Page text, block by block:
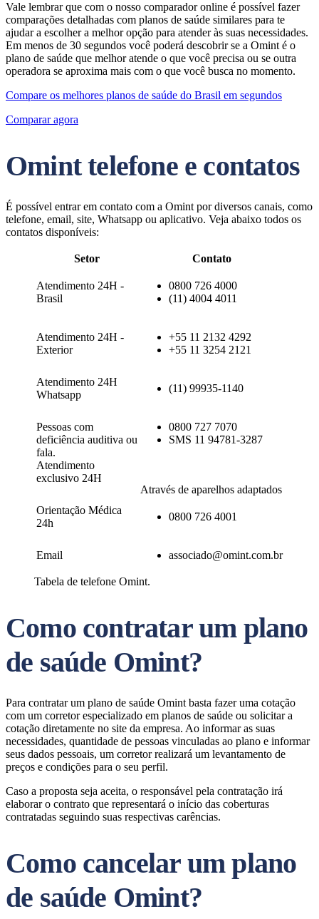
Vale lembrar que com o nosso comparador online é possível fazer
comparações detalhadas com planos de saúde similares para te
ajudar a escolher a melhor opção para atender às suas necessidades.
Em menos de 30 segundos você poderá descobrir se a Omint é o
plano de saúde que melhor atende o que você precisa ou se outra
operadora se aproxima mais com o que você busca no momento.
Compare os melhores planos de saúde do Brasil em segundos
Comparar agora
Omint telefone e contatos
É possível entrar em contato com a Omint por diversos canais, como
telefone, email, site, Whatsapp ou aplicativo. Veja abaixo todos os
contatos disponíveis:
Setor Contato
Atendimento 24H -
Brasil
0800 726 4000
(11) 4004 4011
Atendimento 24H -
Exterior
+55 11 2132 4292
+55 11 3254 2121
Atendimento 24H
Whatsapp
(11) 99935-1140
Pessoas com
deficiência auditiva ou
fala.
Atendimento
exclusivo 24H
0800 727 7070
SMS 11 94781-3287
Através de aparelhos adaptados
Orientação Médica
24h
0800 726 4001
Email associado@omint.com.br
Tabela de telefone Omint.
Como contratar um plano
de saúde Omint?
Para contratar um plano de saúde Omint basta fazer uma cotação
com um corretor especializado em planos de saúde ou solicitar a
cotação diretamente no site da empresa. Ao informar as suas
necessidades, quantidade de pessoas vinculadas ao plano e informar
seus dados pessoais, um corretor realizará um levantamento de
preços e condições para o seu perfil.
Caso a proposta seja aceita, o responsável pela contratação irá
elaborar o contrato que representará o início das coberturas
contratadas seguindo suas respectivas carências.
Como cancelar um plano
de saúde Omint?